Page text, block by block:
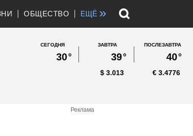
ОБЩЕСТВО ЕЩЁ »
СЕГОДНЯ
30°
ЗАВТРА
39°
ПОСЛЕЗАВТРА
40°
3.013
$ 3.4776
€
Реклама